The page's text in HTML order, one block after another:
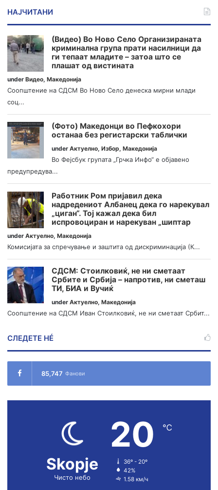
НАЈЧИТАНИ
(Видео) Во Ново Село Организираната
криминална група прати насилници да
ги тепаат младите – затоа што се
плашат од вистината
under Видео, Македонија
Соопштение на СДСМ Во Ново Село денеска мирни млади
соц...
(Фото) Македонци во Пефкохори
останаа без регистарски таблички
under Актуелно, Избор, Македонија
Во Фејсбук групата „Грчка Инфо“ е објавено
предупредува...
Работник Ром пријавил дека
надредениот Албанец дека го нарекувал
„циган“. Тој кажал дека бил
испровоциран и нарекуван „шиптар
under Актуелно, Македонија
Комисијата за спречување и заштита од дискриминација (К...
СДСМ: Стоилковиќ, не ни сметаат
Србите и Србија – напротив, ни сметаш
ТИ, БИА и Вучиќ
under Актуелно, Македонија
Соопштение на СДСМ Иван Стоилковиќ, не ни сметаат Србит...
СЛЕДЕТЕ НÉ
85,747 Фанови
Skopje
Чисто небо
20 ℃
36º - 20º
42%
1.58 км/ч